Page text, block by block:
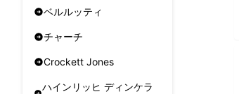
ベルルッティ
チャーチ
Crockett Jones
ハインリッヒ ディンケラ